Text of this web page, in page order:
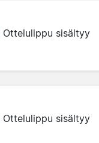
Ottelulippu sisältyy
Ottelulippu sisältyy